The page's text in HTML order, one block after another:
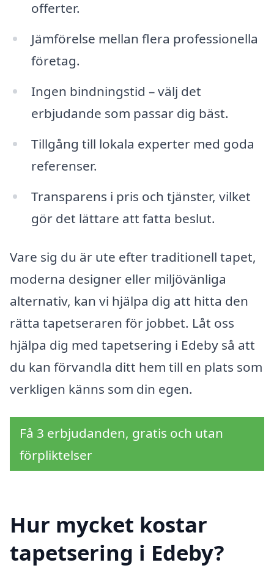
offerter.
Jämförelse mellan flera professionella
företag.
Ingen bindningstid – välj det
erbjudande som passar dig bäst.
Tillgång till lokala experter med goda
referenser.
Transparens i pris och tjänster, vilket
gör det lättare att fatta beslut.
Vare sig du är ute efter traditionell tapet,
moderna designer eller miljövänliga
alternativ, kan vi hjälpa dig att hitta den
rätta tapetseraren för jobbet. Låt oss
hjälpa dig med tapetsering i Edeby så att
du kan förvandla ditt hem till en plats som
verkligen känns som din egen.
Få 3 erbjudanden, gratis och utan
förpliktelser
Hur mycket kostar
tapetsering i Edeby?